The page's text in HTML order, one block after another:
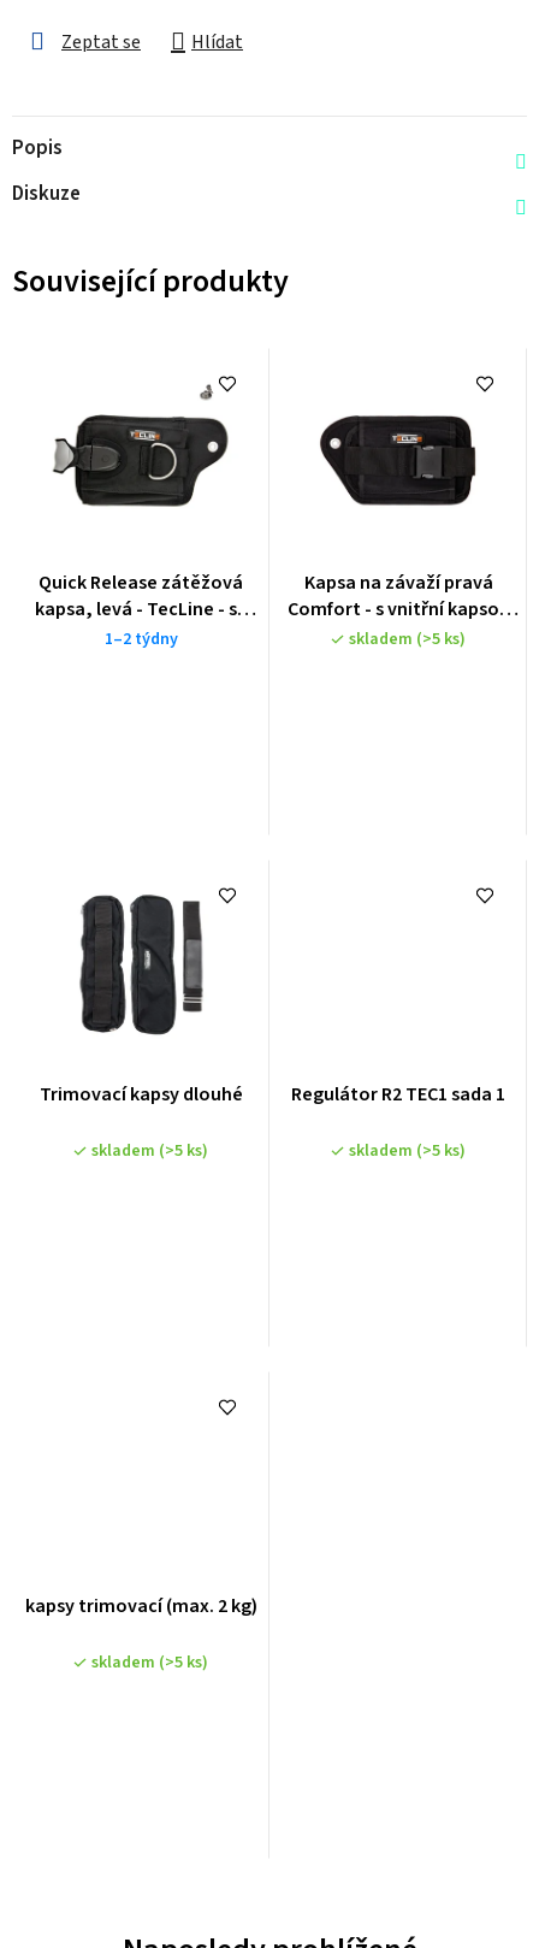
Zeptat se Hlídat
Popis
Diskuze
Související produkty
Quick Release zátěžová
kapsa, levá - TecLine - se
šroubem a matkou
1–2 týdny
Kapsa na závaží pravá
Comfort - s vnitřní kapsou
(max. 4kg) se šroubem a
skladem (>5 ks)
Trimovací kapsy dlouhé
skladem (>5 ks)
Regulátor R2 TEC1 sada 1
skladem (>5 ks)
kapsy trimovací (max. 2 kg)
skladem (>5 ks)